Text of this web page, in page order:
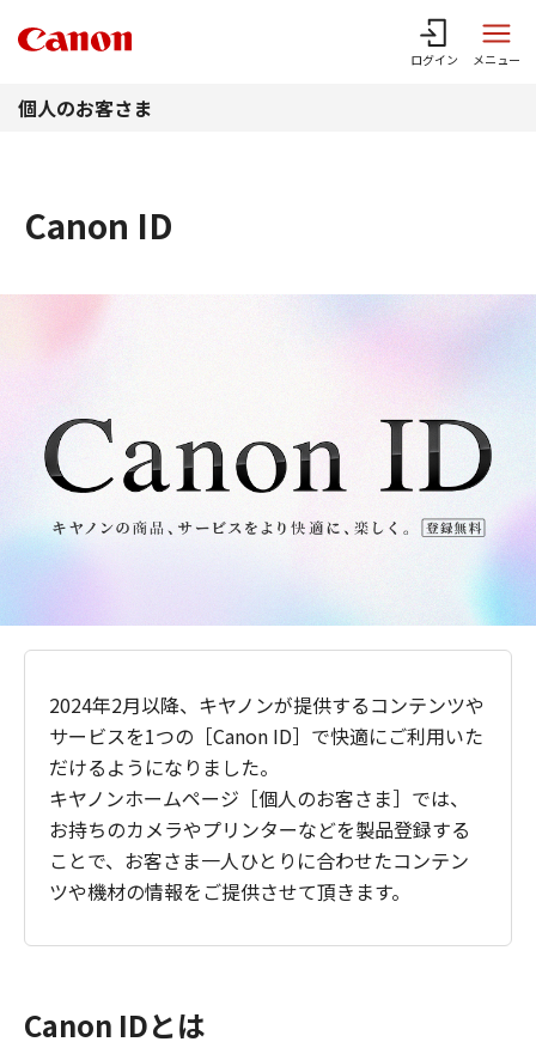
ログイン メニュー
個人のお客さま
Canon ID
2024年2月以降、キヤノンが提供するコンテンツや
サービスを1つの［Canon ID］で快適にご利用いた
だけるようになりました。
キヤノンホームページ［個人のお客さま］では、
お持ちのカメラやプリンターなどを製品登録する
ことで、お客さま一人ひとりに合わせたコンテン
ツや機材の情報をご提供させて頂きます。
Canon IDとは